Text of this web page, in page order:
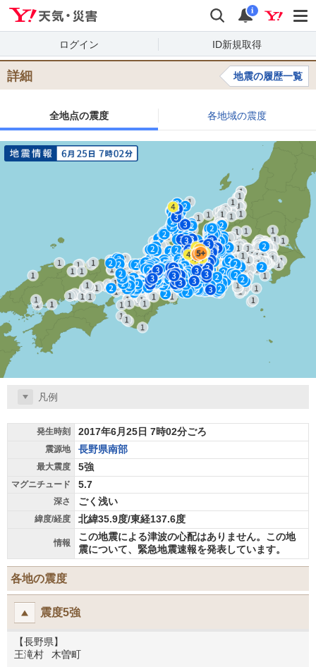
検索 通知
i
ログイン ID新規取得
詳細 地震の履歴一覧
全地点の震度 各地域の震度
凡例
発生時刻 2017年6月25日 7時02分ごろ
震源地 長野県南部
最大震度 5強
マグニチュード 5.7
深さ ごく浅い
緯度/経度 北緯35.9度/東経137.6度
情報
この地震による津波の心配はありません。この地
震について、緊急地震速報を発表しています。
各地の震度
震度5強
【長野県】
王滝村
木曽町